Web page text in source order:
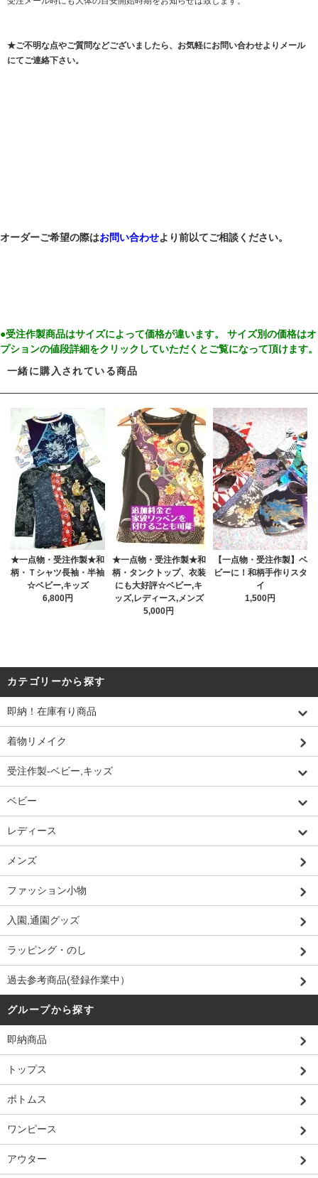
★ご不明な点やご質問などございましたら、お気軽にお問い合わせよりメール
にてご連絡下さい。
オーダーご希望の際はお問い合わせより前以てご相談ください。
●受注作製商品はサイズによって価格が違います。 サイズ別の価格はオ
プションの値段詳細をクリックしていただくとご覧になって頂けます。
一緒に購入されている商品
★一点物・受注作製★和
柄・Ｔシャツ長袖・半袖
☆ベビー,キッズ
6,800円
★一点物・受注作製★和
柄・タンクトップ、衣装
にも大好評☆ベビー,キ
ッズ,レディース,メンズ
5,000円
【一点物・受注作製】ベ
ビーに！和柄手作りスタ
イ
1,500円
カテゴリーから探す
即納！在庫有り商品
着物リメイク
受注作製-ベビー,キッズ
ベビー
レディース
メンズ
ファッション小物
入園,通園グッズ
ラッピング・のし
過去参考商品(登録作業中）
グループから探す
即納商品
トップス
ボトムス
ワンピース
アウター